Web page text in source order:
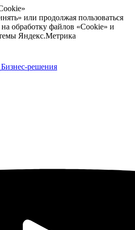
или продолжая пользоваться
обработку файлов «Cookie» и
Яндекс.Метрика
решения